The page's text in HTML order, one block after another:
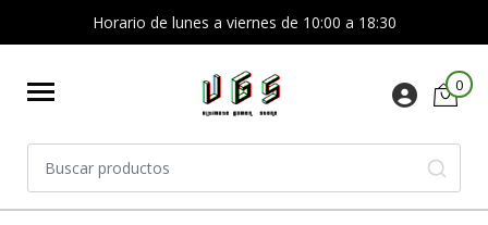
Horario de lunes a viernes de 10:00 a 18:30
0